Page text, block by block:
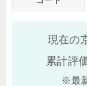
現在の
累計評
※最